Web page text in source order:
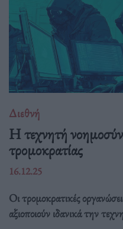
Διεθνή
Η τεχνητή
τρομοκρατίας
16.12.25
Οι τρομοκρατικές
αξιοποιούν ιδανικά την